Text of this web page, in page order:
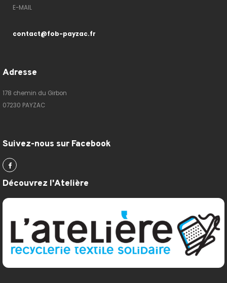
E-MAIL
contact@fob-payzac.fr
Adresse
178 chemin du Girbon
07230 PAYZAC
Suivez-nous sur Facebook
Découvrez l'Atelière